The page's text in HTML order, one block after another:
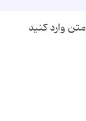
وارد کنید